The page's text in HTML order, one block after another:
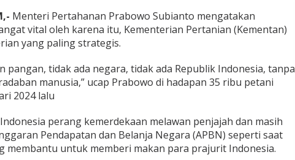
Menteri Pertahanan Prabowo Subianto mengatakan
vital oleh karena itu, Kementerian Pertanian (Kementan)
yang paling strategis.
pangan, tidak ada negara, tidak ada Republik Indonesia, tanpa
manusia,” ucap Prabowo di hadapan 35 ribu petani
2024 lalu
perang kemerdekaan melawan penjajah dan masih
Pendapatan dan Belanja Negara (APBN) seperti saat
membantu untuk memberi makan para prajurit Indonesia.